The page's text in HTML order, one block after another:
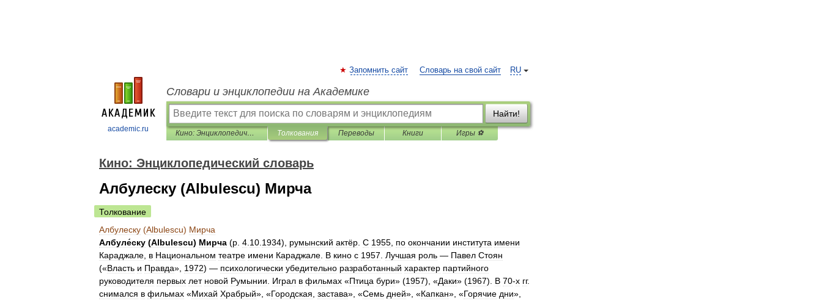
academic.ru
RU
Запомнить сайт Словарь на свой сайт
Словари и энциклопедии на Академике
Найти!
Кино: Энциклопедический словарь Толкования Переводы Книги Игры ⚽
Кино: Энциклопедический словарь
Албулеску (Albulescu) Мирча
Толкование
Албулеску (Albulescu) Мирча
Албуле́ску (Albulescu) Мирча (р 4 10 1934), румынский актёр С 1955 по окончании института имени
Караджале в Национальном театре имени Караджале В кино с 1957 Лучшая роль — Павел Стоян
(«Власть и Правда», 1972) — психологически убедительно разработанный характер партийного
руководителя первых лет новой Румынии Играл в фильмах «Птица бури» (1957), «Даки» (1967). В 70-х гг.
снимался в фильмах «Михай Храбрый», «Городская застава», «Семь дней», «Капкан», «Горячие дни»,